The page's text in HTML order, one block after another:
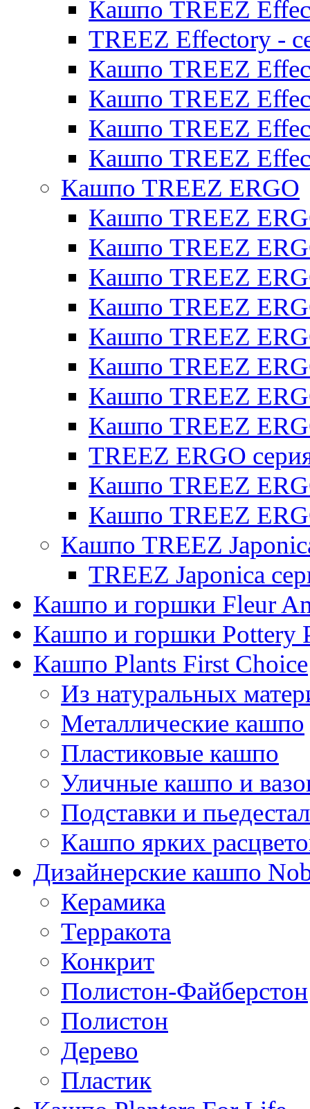
Кашпо TREEZ
TREEZ Effectory -
Кашпо TREEZ
Кашпо TREEZ
Кашпо TREEZ
Кашпо TREEZ
Кашпо TREEZ ERGO
Кашпо TREEZ
Кашпо TREEZ
Кашпо TREEZ
Кашпо TREEZ
Кашпо TREEZ
Кашпо TREEZ
Кашпо TREEZ
Кашпо TREEZ
TREEZ ERGO
Кашпо TREEZ
Кашпо TREEZ
Кашпо TREEZ
TREEZ Japonica
Кашпо и горшки Fleur
Кашпо и горшки Pottery
Кашпо Plants First Choice
Из натуральных
Металлические кашпо
Пластиковые кашпо
Уличные кашпо и
Подставки и
Кашпо ярких
Дизайнерские кашпо
Керамика
Терракота
Конкрит
Полистон-Файберстон
Полистон
Дерево
Пластик